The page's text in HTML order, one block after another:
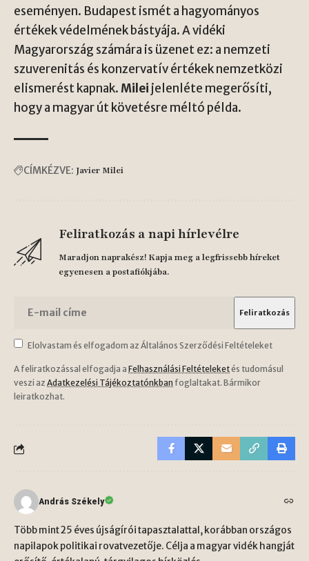
eseményen. Budapest ismét a hagyományos
értékek védelmének bástyája. A vidéki
Magyarország számára is üzenet ez: a nemzeti
szuverenitás és konzervatív értékek nemzetközi
elismerést kapnak.Milei jelenléte megerősíti,
hogy a magyar út követésre méltó példa.
CÍMKÉZVE: Javier Milei
Feliratkozás a napi hírlevélre
Maradjon naprakész! Kapja meg a legfrissebb híreket
egyenesen a postafiókjába.
Elolvastam és elfogadom az Általános Szerződési Feltételeket
A feliratkozással elfogadja a Felhasználási Feltételeketés tudomásul
veszi az Adatkezelési Tájékoztatónkban foglaltakat. Bármikor
leiratkozhat.
András Székely
Több mint 25 éves újságírói tapasztalattal, korábban országos
napilapok politikai rovatvezetője. Célja a magyar vidék hangját